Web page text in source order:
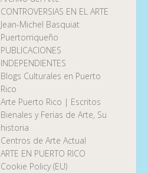
CONTROVERSIAS EN EL ARTE
Jean-Michel Basquiat
Puertorriqueño
PUBLICACIONES
INDEPENDIENTES
Blogs Culturales en Puerto
Rico
Arte Puerto Rico | Escritos
Bienales y Ferias de Arte, Su
historia
Centros de Arte Actual
ARTE EN PUERTO RICO
Cookie Policy (EU)